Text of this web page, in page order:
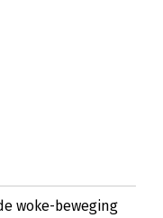
woke-beweging